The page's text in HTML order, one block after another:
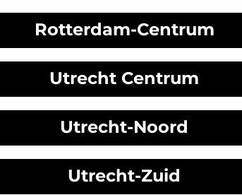
Rotterdam-Centrum
Utrecht Centrum
Utrecht-Noord
Utrecht-Zuid